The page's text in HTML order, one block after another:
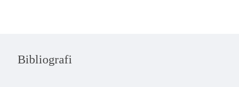
Bibliografi